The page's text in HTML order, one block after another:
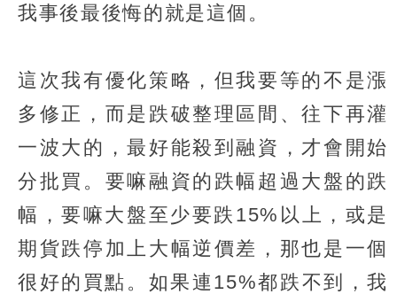
我事後最後悔的就是這個。
這次我有優化策略，但我要等的不是漲
多修正，而是跌破整理區間、往下再灌
一波大的，最好能殺到融資，才會開始
分批買。要嘛融資的跌幅超過大盤的跌
幅，要嘛大盤至少要跌15%以上，或是
期貨跌停加上大幅逆價差，那也是一個
很好的買點。如果連15%都跌不到，我